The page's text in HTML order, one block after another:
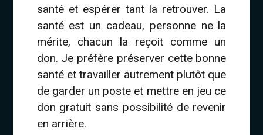
santé et espérer tant la retrouver. La
santé est un cadeau, personne ne la
mérite, chacun la reçoit comme un
don. Je préfère préserver cette bonne
santé et travailler autrement plutôt que
de garder un poste et mettre en jeu ce
don gratuit sans possibilité de revenir
en arrière.